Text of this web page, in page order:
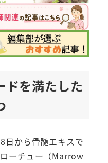
ドを満たした
日から骨髄エキスで
ーチュー（Marrow